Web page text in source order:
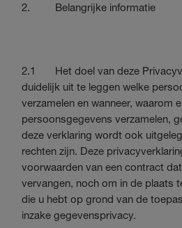
2. Belangrijke informatie
2.1 Het doel van deze
duidelijk uit te leggen welke
verzamelen en wanneer, waarom
persoonsgegevens verzamelen,
deze verklaring wordt ook
rechten zijn. Deze
voorwaarden van een contract
vervangen, noch om in de plaats
die u hebt op grond van de
inzake gegevensprivacy.